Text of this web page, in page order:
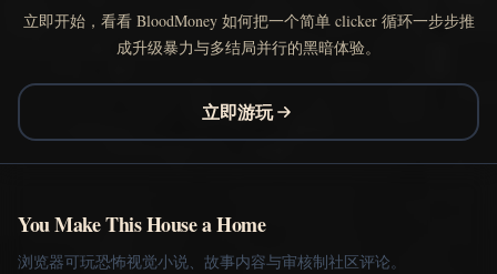
立即开始，看看 BloodMoney 如何把一个简单 clicker 循环一步步推
成升级暴力与多结局并行的黑暗体验。
立即游玩
You Make This House a Home
浏览器可玩恐怖视觉小说、故事内容与审核制社区评论。